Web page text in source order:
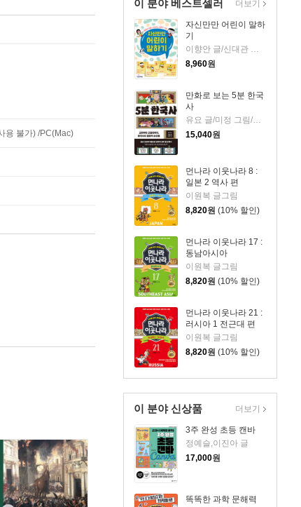
이 분야 베스트셀러
자신만만 어린이 말하
기
이향안 글/신대관 그림
8,960원
만화로 보는 5분 한국
사
유요 글/미정 그림/신병주 감수
15,040원
먼나라 이웃나라 8 :
일본 2 역사 편
이원복 글그림
8,820원 (10% 할인)
먼나라 이웃나라 17 :
동남아시아
이원복 글그림
8,820원 (10% 할인)
먼나라 이웃나라 21 :
러시아 1 전근대 편
이원복 글그림
8,820원 (10% 할인)
더보기
이 분야 신상품
3주 완성 초등 캔바
정예슬,이진아 글
17,000원
똑똑한 과학 문해력
더보기
용 불가) /PC(Mac)